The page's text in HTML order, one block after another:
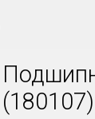
(180107)